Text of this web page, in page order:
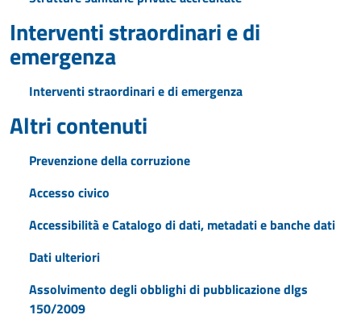
Interventi straordinari e di
emergenza
Interventi straordinari e di emergenza
Altri contenuti
Prevenzione della corruzione
Accesso civico
Accessibilità e Catalogo di dati, metadati e banche dati
Dati ulteriori
Assolvimento degli obblighi di pubblicazione dlgs
150/2009